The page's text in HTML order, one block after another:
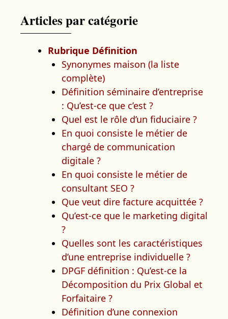
Articles par catégorie
Rubrique Définition
Synonymes maison (la liste
complète)
Définition séminaire d’entreprise
: Qu’est-ce que c’est ?
Quel est le rôle d’un fiduciaire ?
En quoi consiste le métier de
chargé de communication
digitale ?
En quoi consiste le métier de
consultant SEO ?
Que veut dire facture acquittée ?
Qu’est-ce que le marketing digital
?
Quelles sont les caractéristiques
d’une entreprise individuelle ?
DPGF définition : Qu’est-ce la
Décomposition du Prix Global et
Forfaitaire ?
Définition d’une connexion